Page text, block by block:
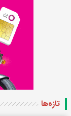
تازه‌ها